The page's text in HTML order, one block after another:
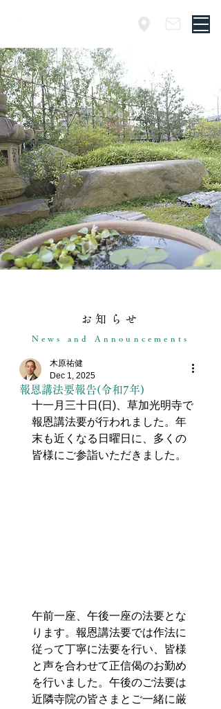
お知らせ
News and Announcements
報恩講法要報告(令和7年)
木原祐健
Dec 1, 2025
十一月三十日(日)、草加光明寺で
報恩講法要が行われました。年
末も近くなる日曜日に、多くの
皆様にご参詣いただきました。
午前一座、午後一座の法要とな
ります。報恩講法要では作法に
従って丁寧に法要を行い、皆様
と声を合わせて正信偈のお勤め
を行いました。午後のご法要は
近隣寺院の皆さまとご一緒に厳